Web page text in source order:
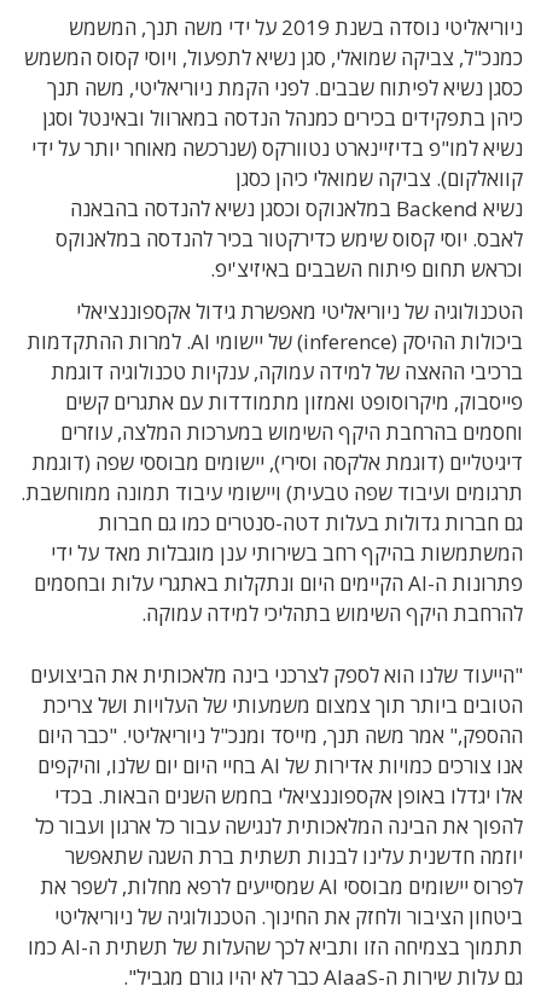
ניוריאליטי נוסדה בשנת 2019 על ידי משה תנך, המשמש
כמנכ"ל, צביקה שמואלי, סגן נשיא לתפעול, ויוסי קסוס המשמש
כסגן נשיא לפיתוח שבבים. לפני הקמת ניוריאליטי, משה תנך
כיהן בתפקידים בכירים כמנהל הנדסה במארוול ובאינטל וסגן
נשיא למו"פ בדיזיינארט נטוורקס (שנרכשה מאוחר יותר על ידי
קוואלקום). צביקה שמואלי כיהן כסגן
נשיא Backend במלאנוקס וכסגן נשיא להנדסה בהבאנה
לאבס. יוסי קסוס שימש כדירקטור בכיר להנדסה במלאנוקס
וכראש תחום פיתוח השבבים באיזיצ'יפ.
הטכנולוגיה של ניוריאליטי מאפשרת גידול אקספוננציאלי
ביכולות ההיסק (inference) של יישומי AI. למרות ההתקדמות
ברכיבי ההאצה של למידה עמוקה, ענקיות טכנולוגיה דוגמת
פייסבוק, מיקרוסופט ואמזון מתמודדות עם אתגרים קשים
וחסמים בהרחבת היקף השימוש במערכות המלצה, עוזרים
דיגיטליים (דוגמת אלקסה וסירי), יישומים מבוססי שפה (דוגמת
תרגומים ועיבוד שפה טבעית) ויישומי עיבוד תמונה ממוחשבת.
גם חברות גדולות בעלות דטה-סנטרים כמו גם חברות
המשתמשות בהיקף רחב בשירותי ענן מוגבלות מאד על ידי
פתרונות ה-AI הקיימים היום ונתקלות באתגרי עלות ובחסמים
להרחבת היקף השימוש בתהליכי למידה עמוקה.
"הייעוד שלנו הוא לספק לצרכני בינה מלאכותית את הביצועים
הטובים ביותר תוך צמצום משמעותי של העלויות ושל צריכת
ההספק," אמר משה תנך, מייסד ומנכ"ל ניוריאליטי. "כבר היום
אנו צורכים כמויות אדירות של AI בחיי היום יום שלנו, והיקפים
אלו יגדלו באופן אקספוננציאלי בחמש השנים הבאות. בכדי
להפוך את הבינה המלאכותית לנגישה עבור כל ארגון ועבור כל
יוזמה חדשנית עלינו לבנות תשתית ברת השגה שתאפשר
לפרוס יישומים מבוססי AI שמסייעים לרפא מחלות, לשפר את
ביטחון הציבור ולחזק את החינוך. הטכנולוגיה של ניוריאליטי
תתמוך בצמיחה הזו ותביא לכך שהעלות של תשתית ה-AI כמו
גם עלות שירות ה-AIaaS כבר לא יהיו גורם מגביל".